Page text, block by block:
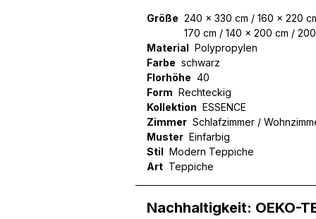
Größe 240 x 330 cm / 160 x 220
170 cm / 140 x 200 cm /
Material Polypropylen
Farbe schwarz
Florhöhe 40
Form Rechteckig
Kollektion ESSENCE
Zimmer Schlafzimmer /
Muster Einfarbig
Stil Modern Teppiche
Art Teppiche
Nachhaltigkeit: OEKO-
Wir verwenden Cookies,
mit weiteren Daten